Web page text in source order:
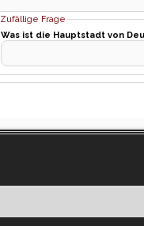
Zufällige Frage
Was ist die Hauptstadt von